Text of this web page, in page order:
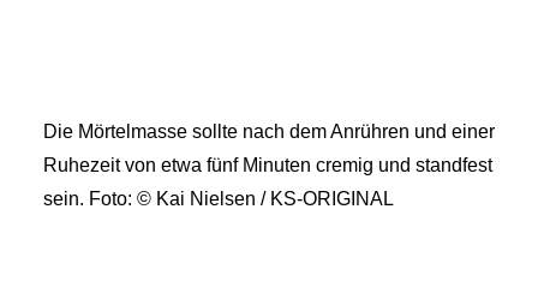
Die Mörtelmasse sollte nach dem Anrühren und einer
Ruhezeit von etwa fünf Minuten cremig und standfest
sein. Foto: © Kai Nielsen / KS-ORIGINAL